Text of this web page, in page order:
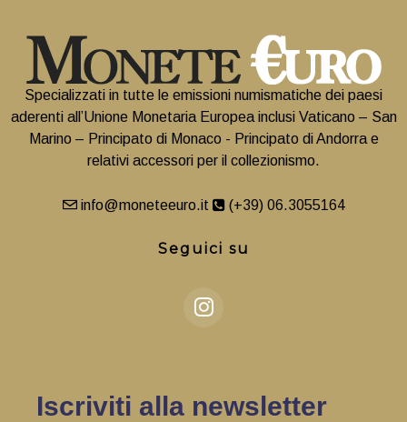
Specializzati in tutte le emissioni numismatiche dei paesi
aderenti all’Unione Monetaria Europea inclusi Vaticano – San
Marino – Principato di Monaco - Principato di Andorra e
relativi accessori per il collezionismo.
info@moneteeuro.it (+39) 06.3055164
Seguici su
Iscriviti alla newsletter